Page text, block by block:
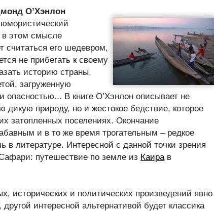
О’Хэнлон
в этом смысле
считаться его шедевром,
не прибегать к своему
историю страны,
загруженную
В книге О’Хэнлон описывает не
дикую природу, но и жестокое бедствие, которое
затопленных поселениях. Окончание
и в то же время трогательным – редкое
в литературе. Интересной с данной точки зрения
путешествие по земле из Каирав
исторических и политических произведений явно
интересной альтернативой будет классика